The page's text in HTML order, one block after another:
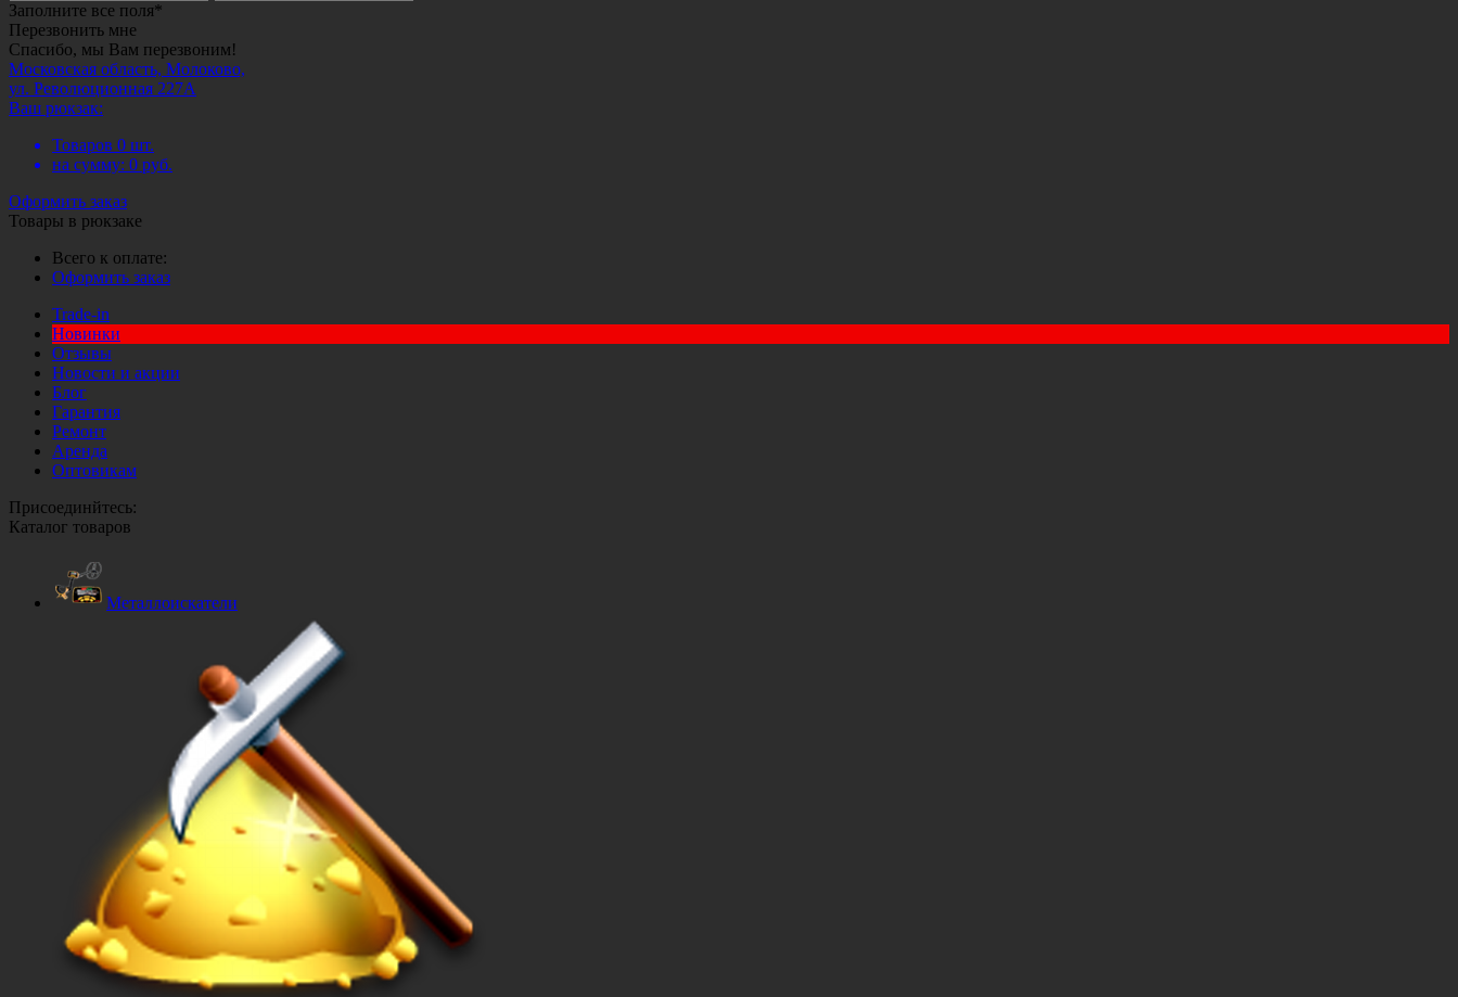
Заполните все поля*
Перезвонить мне
Спасибо, мы Вам перезвоним!
Московская область, Молоково,
ул. Революционная 227А
Ваш рюкзак:
Товаров 0 шт.
на сумму: 0 руб.
Оформить заказ
Товары в рюкзаке
Всего к оплате:
Оформить заказ
Trade-in
Новинки
Отзывы
Новости и акции
Блог
Гарантия
Ремонт
Аренда
Оптовикам
Присоединйтесь:
Каталог товаров
Металлоискатели